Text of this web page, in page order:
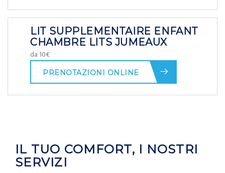
LIT SUPPLEMENTAIRE ENFANT
CHAMBRE LITS JUMEAUX
da 10€
PRENOTAZIONI ONLINE
IL TUO COMFORT, I NOSTRI
SERVIZI